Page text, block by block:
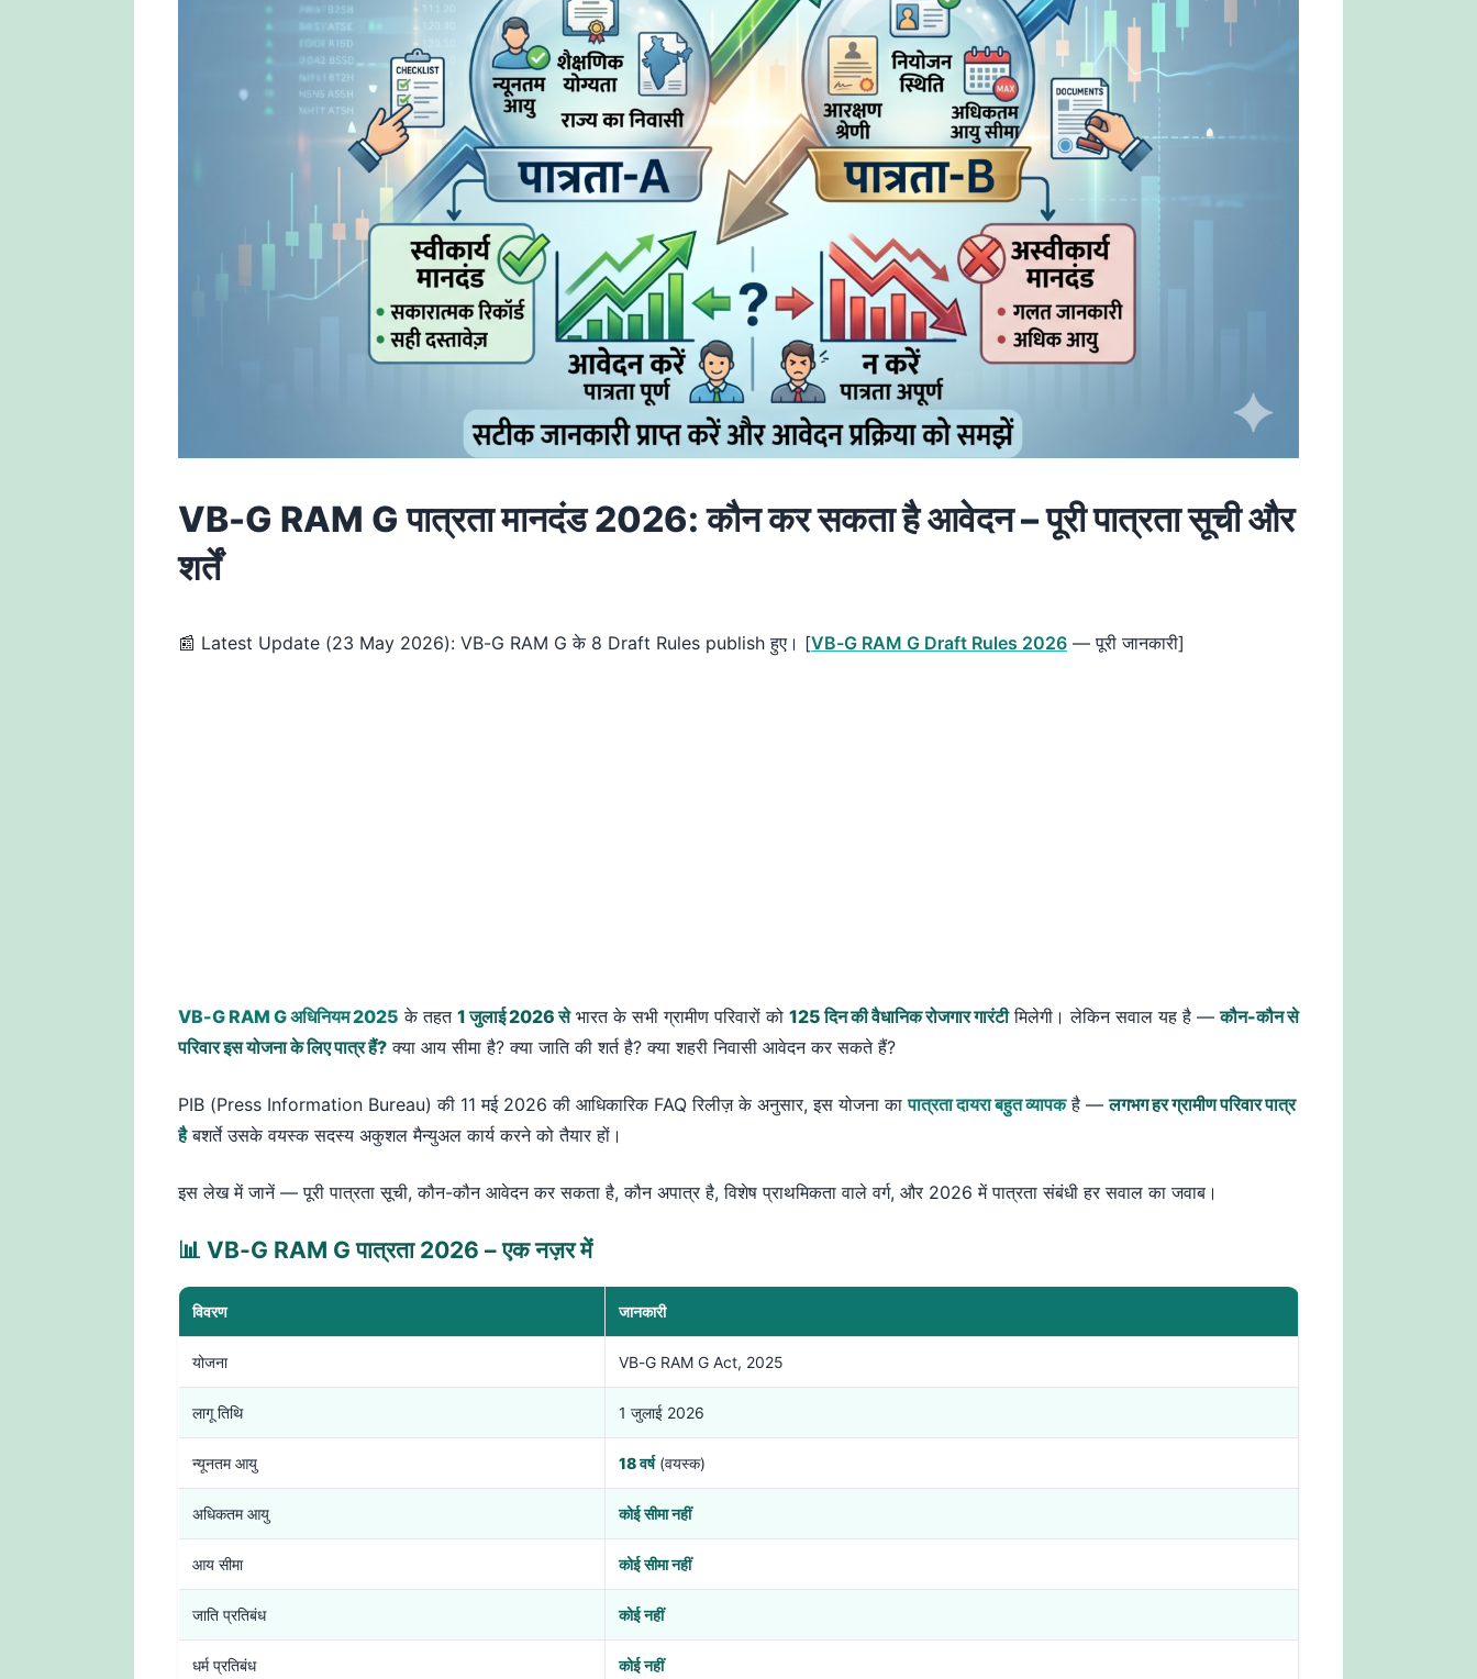
VB-G RAM G पात्रता मानदंड 2026: कौन कर सकता है आवेदन – पूरी पात्रता सूची और
शर्तें
📰 Latest Update (23 May 2026): VB-G RAM G के 8 Draft Rules publish हुए। [VB-G RAM G Draft Rules 2026 — पूरी जानकारी]
VB-G RAM G अधिनियम 2025 के तहत 1 जुलाई 2026 सेभारत के सभी ग्रामीण परिवारों को 125 दिन की वैधानिक रोजगार गारंटीमिलेगी। लेकिन सवाल यह है —कौन-कौन से
परिवार इस योजना के लिए पात्र हैं? क्या आय सीमा है? क्या जाति की शर्त है? क्या शहरी निवासी आवेदन कर सकते हैं?
PIB (Press Information Bureau) की 11 मई 2026 की आधिकारिक FAQ रिलीज़ के अनुसार, इस योजना कापात्रता दायरा बहुत व्यापकहै —लगभग हर ग्रामीण परिवार पात्र
हैबशर्ते उसके वयस्क सदस्य अकुशल मैन्युअल कार्य करने को तैयार हों।
इस लेख में जानें — पूरी पात्रता सूची, कौन-कौन आवेदन कर सकता है, कौन अपात्र है, विशेष प्राथमिकता वाले वर्ग, और 2026 में पात्रता संबंधी हर सवाल का जवाब।
📊 VB-G RAM G पात्रता 2026 – एक नज़र में
विवरण जानकारी
योजना VB-G RAM G Act, 2025
लागू तिथि 1 जुलाई 2026
न्यूनतम आयु 18 वर्ष(वयस्क)
अधिकतम आयु कोई सीमा नहीं
आय सीमा कोई सीमा नहीं
जाति प्रतिबंध कोई नहीं
धर्म प्रतिबंध कोई नहीं